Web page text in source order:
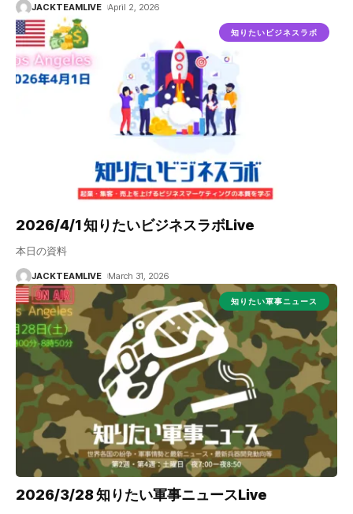
JACKTEAMLIVE April 2, 2026
知りたいビジネスラボ
2026/4/1 知りたいビジネスラボLive
本日の資料
JACKTEAMLIVE March 31, 2026
知りたい軍事ニュース
2026/3/28 知りたい軍事ニュースLive